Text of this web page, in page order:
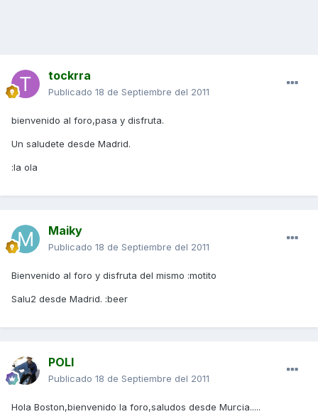
tockrra
Publicado 18 de Septiembre del 2011
bienvenido al foro,pasa y disfruta.
Un saludete desde Madrid.
:la ola
Maiky
Publicado 18 de Septiembre del 2011
Bienvenido al foro y disfruta del mismo :motito
Salu2 desde Madrid. :beer
POLI
Publicado 18 de Septiembre del 2011
Hola Boston,bienvenido la foro,saludos desde Murcia.....